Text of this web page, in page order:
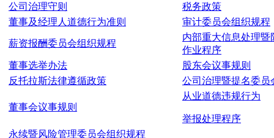
公司治理守则
税务政策
董事及经理人道德行为准则
审计委员会组织规程
薪资报酬委员会组织规程
内部重大信息处理
作业程序
董事选举办法
股东会议事规则
反托拉斯法律遵循政策
公司治理暨提名委员
董事会议事规则
从业道德违规行为
举报处理程序
永续暨风险管理委员会组织规程